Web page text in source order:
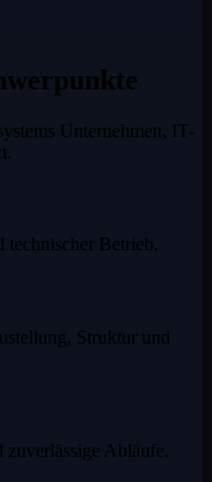
Unternehmen, IT-
Betrieb.
Struktur und
Abläufe.